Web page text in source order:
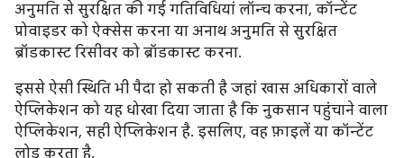
अनुमति से सुरक्षित की गई गतिविधियां लॉन्च करना, कॉन्टेंट
प्रोवाइडर को ऐक्सेस करना या अनाथ अनुमति से सुरक्षित
ब्रॉडकास्ट रिसीवर को ब्रॉडकास्ट करना.
इससे ऐसी स्थिति भी पैदा हो सकती है जहां खास अधिकारों वाले
ऐप्लिकेशन को यह धोखा दिया जाता है कि नुकसान पहुंचाने वाला
ऐप्लिकेशन, सही ऐप्लिकेशन है. इसलिए, वह फ़ाइलें या कॉन्टेंट
लोड करता है.